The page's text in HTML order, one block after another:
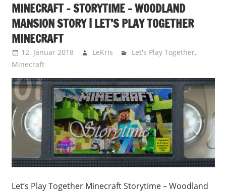
MINECRAFT – STORYTIME – WOODLAND
MANSION STORY | LET’S PLAY TOGETHER
MINECRAFT
12. Januar 2018 LeKris Let's Play Together,
Minecraft
Let’s Play Together Minecraft Storytime – Woodland